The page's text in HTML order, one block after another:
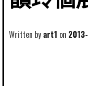
Written by art1